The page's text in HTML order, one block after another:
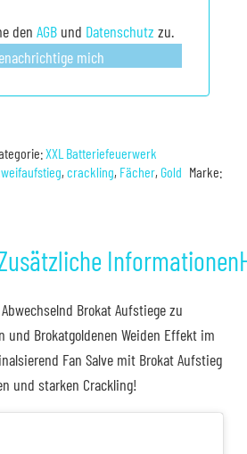
denAGB und Datenschutz zu.
mich
XXL Batteriefeuerwerk
, crackling, Fächer, Gold Marke:
Informationen
Brokat Aufstiege zu
und Brokatgoldenen Weiden Effekt im
Fan Salve mit Brokat Aufstieg
und starken Crackling!